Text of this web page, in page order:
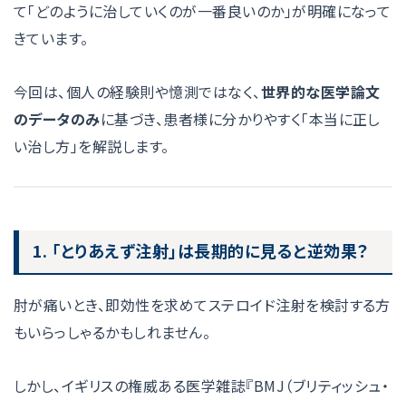
て「どのように治していくのが一番良いのか」が明確になって
きています。
今回は、個人の経験則や憶測ではなく、世界的な医学論文
のデータのみに基づき、患者様に分かりやすく「本当に正し
い治し方」を解説します。
1. 「とりあえず注射」は長期的に見ると逆効果？
肘が痛いとき、即効性を求めてステロイド注射を検討する方
もいらっしゃるかもしれません。
しかし、イギリスの権威ある医学雑誌『BMJ（ブリティッシュ・